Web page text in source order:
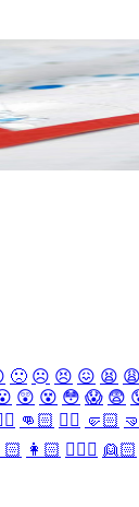
🙁 ☹️ 😣 😖 😫 😩
😲 😵 😳 😱 😨
👊🏻 ✊🏻 🤛🏻
👩🏻 👱🏻‍♀️ 👱🏻